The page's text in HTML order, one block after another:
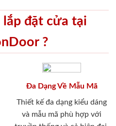
lắp đặt cửa tại
?
Đa Dạng Về Mẫu Mã
Thiết kế đa dạng kiểu dáng
và mẫu mã phù hợp với